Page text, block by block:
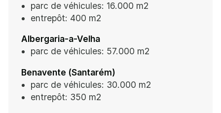
parc de véhicules: 16.000 m2
entrepôt: 400 m2
Albergaria-a-Velha
parc de véhicules: 57.000 m2
Benavente (Santarém)
parc de véhicules: 30.000 m2
entrepôt: 350 m2